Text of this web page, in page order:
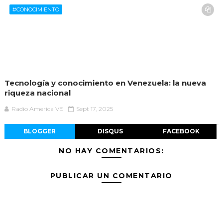
#CONOCIMIENTO
Tecnología y conocimiento en Venezuela: la nueva
riqueza nacional
Radio America VE Sept 17, 2025
BLOGGER DISQUS FACEBOOK
NO HAY COMENTARIOS:
PUBLICAR UN COMENTARIO